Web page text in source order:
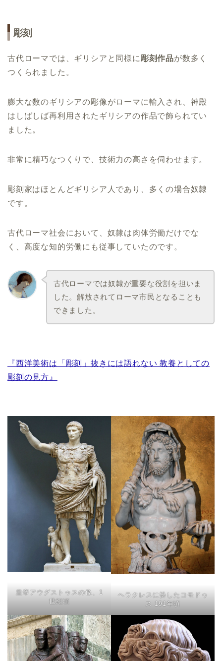
彫刻
古代ローマでは、ギリシアと同様に 彫刻作品が数多く
つくられました。
膨大な数のギリシアの彫像がローマに輸入され、神殿
はしばしば再利用されたギリシアの作品で飾られてい
ました。
非常に精巧なつくりで、技術力の高さを伺わせます。
彫刻家はほとんどギリシア人であり、多くの場合奴隷
です。
古代ローマ社会において、奴隷は肉体労働だけでな
く、高度な知的労働にも従事していたのです。
古代ローマでは奴隷が重要な役割を担いま
した。解放されてローマ市民となることも
できました。
『西洋美術は「彫刻」抜きには語れない 教養としての
彫刻の見方』
皇帝アウグストゥスの像、1
世紀頃
ヘラクレスに扮したコモドゥ
ス 191年頃